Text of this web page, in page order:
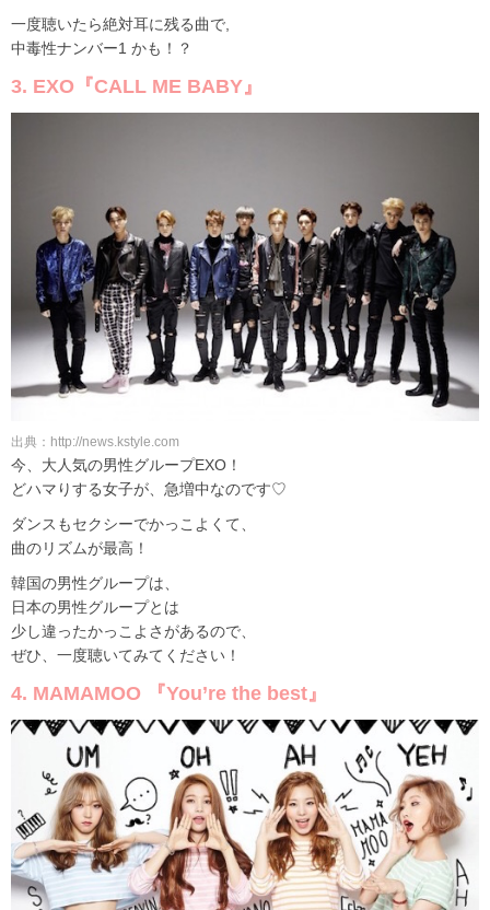
一度聴いたら絶対耳に残る曲で,
中毒性ナンバー1 かも！？
3. EXO『CALL ME BABY』
出典：http://news.kstyle.com
今、大人気の男性グループEXO！
どハマりする女子が、急増中なのです♡
ダンスもセクシーでかっこよくて、
曲のリズムが最高！
韓国の男性グループは、
日本の男性グループとは
少し違ったかっこよさがあるので、
ぜひ、一度聴いてみてください！
4. MAMAMOO 『You’re the best』